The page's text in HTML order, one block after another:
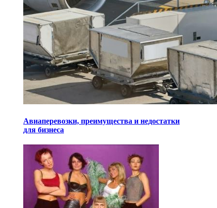
Авиаперевозки, преимущества и недостатки
для бизнеса